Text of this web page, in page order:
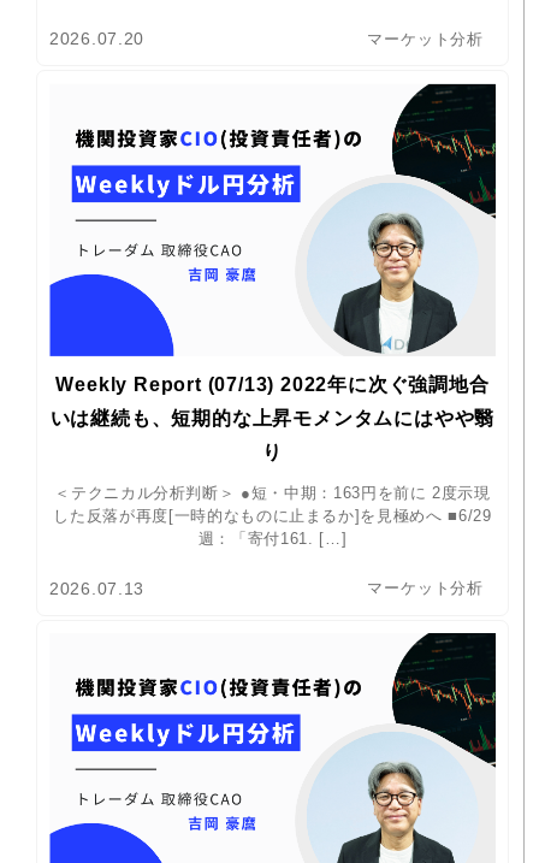
2026.07.20 マーケット分析
Weekly Report (07/13) 2022年に次ぐ強調地合
いは継続も、短期的な上昇モメンタムにはやや翳
り
＜テクニカル分析判断＞ ●短・中期：163円を前に 2度示現
した反落が再度[一時的なものに止まるか]を見極めへ ■6/29
週：「寄付161. […]
2026.07.13 マーケット分析